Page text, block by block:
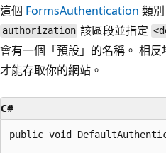
這個 FormsAuthentication 類
authorization 該區段並指定
會有一個「預設」的名稱。 相反
才能存取你的網站。
C#
public void